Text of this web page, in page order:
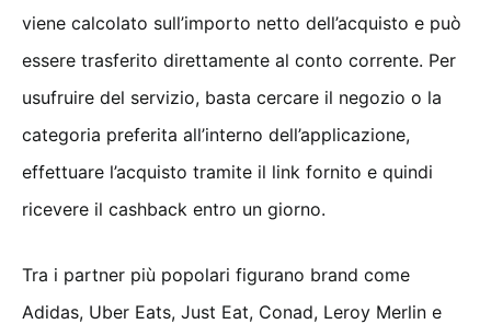
viene calcolato sull’importo netto dell’acquisto e può
essere trasferito direttamente al conto corrente. Per
usufruire del servizio, basta cercare il negozio o la
categoria preferita all’interno dell’applicazione,
effettuare l’acquisto tramite il link fornito e quindi
ricevere il cashback entro un giorno.
Tra i partner più popolari figurano brand come
Adidas, Uber Eats, Just Eat, Conad, Leroy Merlin e